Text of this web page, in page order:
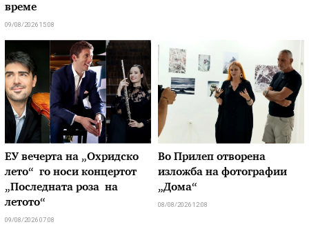
време
09/08/2026 15:08
ЕУ вечерта на „Охридско
лето“ го носи концертот
„Последната роза на
летото“
09/08/2026 07:08
Во Прилеп отворена
изложба на фотографии
„Дома“
08/08/2026 12:08